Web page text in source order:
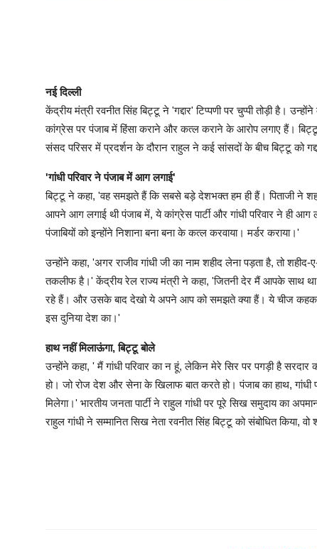
नई दिल्ली
केंद्रीय मंत्री रवनीत सिंह बिट्टू ने 'गद्दार' टिप्पणी पर चुप्पी तोड़ी है।
कांग्रेस पर पंजाब में हिंसा कराने और कत्ल कराने के आरोप लगाए हैं। बिट्टू
संसद परिसर में प्रदर्शन के दौरान राहुल ने कई सांसदों के बीच बिट्टू को
'गांधी परिवार ने पंजाब में आग लगाई'
बिट्टू ने कहा, 'वह समझते हैं कि सबसे बड़े देशभक्त हम ही हैं। पिताजी ने
आपने आग लगाई थी पंजाब में, ये कांग्रेस पार्टी और गांधी परिवार ने ही आग
पंजाबियों को इन्होंने निशाना बना बना के कत्ल करवाया। मर्डर कराया।'
उन्होंने कहा, 'अगर राजीव गांधी जी का नाम शहीद लेना पड़ता है, तो
तकलीफ है।' केंद्रीय रेल राज्य मंत्री ने कहा, 'जितनी देर मैं आपके साथ
रहे हैं। और उसके बाद देखो ये अपने आप को समझते क्या हैं। ये चीज
इस दुनिया देश का।'
हाथ नहीं मिलाऊंगा, बिट्टू बोले
उन्होंने कहा, ' मैं गांधी परिवार का न हूं, लेकिन मेरे सिर पर पगड़ी है
हो। जो रोज देश और सेना के खिलाफ बात करते हो। पंजाब का हाथ, गांधी
मिलेगा।' भारतीय जनता पार्टी ने राहुल गांधी पर पूरे सिख समुदाय का
राहुल गांधी ने सम्मानित सिख नेता रवनीत सिंह बिट्टू को संबोधित किया,